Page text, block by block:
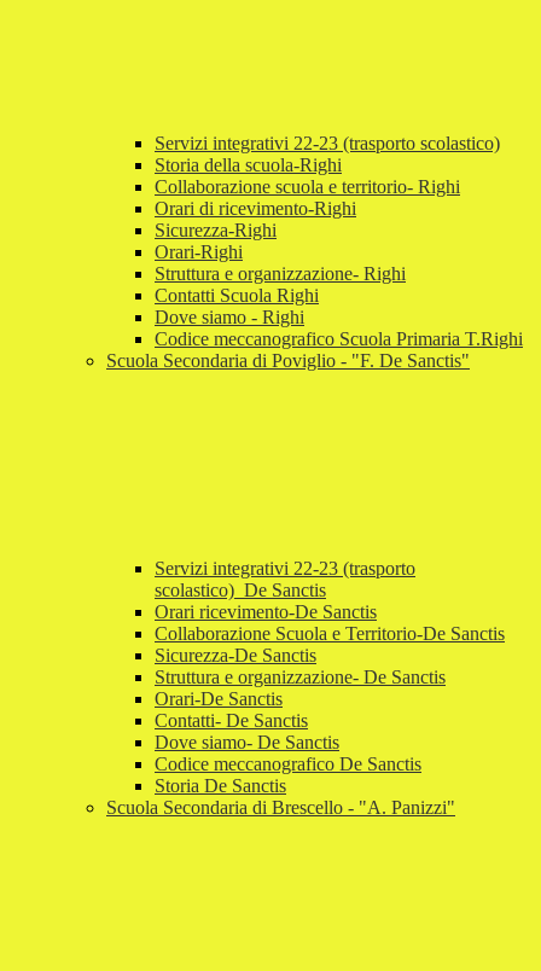
Servizi integrativi 22-23 (trasporto scolastico)
Storia della scuola-Righi
Collaborazione scuola e territorio- Righi
Orari di ricevimento-Righi
Sicurezza-Righi
Orari-Righi
Struttura e organizzazione- Righi
Contatti Scuola Righi
Dove siamo - Righi
Codice meccanografico Scuola Primaria T.Righi
Scuola Secondaria di Poviglio - "F. De Sanctis"
Servizi integrativi 22-23 (trasporto
scolastico)_De Sanctis
Orari ricevimento-De Sanctis
Collaborazione Scuola e Territorio-De Sanctis
Sicurezza-De Sanctis
Struttura e organizzazione- De Sanctis
Orari-De Sanctis
Contatti- De Sanctis
Dove siamo- De Sanctis
Codice meccanografico De Sanctis
Storia De Sanctis
Scuola Secondaria di Brescello - "A. Panizzi"